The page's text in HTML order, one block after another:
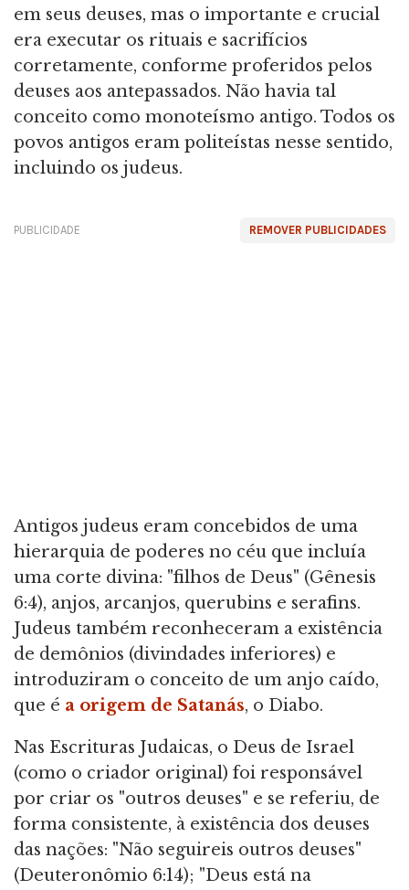
em seus deuses, mas o importante e crucial
era executar os rituais e sacrifícios
corretamente, conforme proferidos pelos
deuses aos antepassados. Não havia tal
conceito como monoteísmo antigo. Todos os
povos antigos eram politeístas nesse sentido,
incluindo os judeus.
REMOVER PUBLICIDADES
PUBLICIDADE
Antigos judeus eram concebidos de uma
hierarquia de poderes no céu que incluía
uma corte divina: "filhos de Deus" (Gênesis
6:4), anjos, arcanjos, querubins e serafins.
Judeus também reconheceram a existência
de demônios (divindades inferiores) e
introduziram o conceito de um anjo caído,
que é a origem de Satanás, o Diabo.
Nas Escrituras Judaicas, o Deus de Israel
(como o criador original) foi responsável
por criar os "outros deuses" e se referiu, de
forma consistente, à existência dos deuses
das nações: "Não seguireis outros deuses"
(Deuteronômio 6:14); "Deus está na